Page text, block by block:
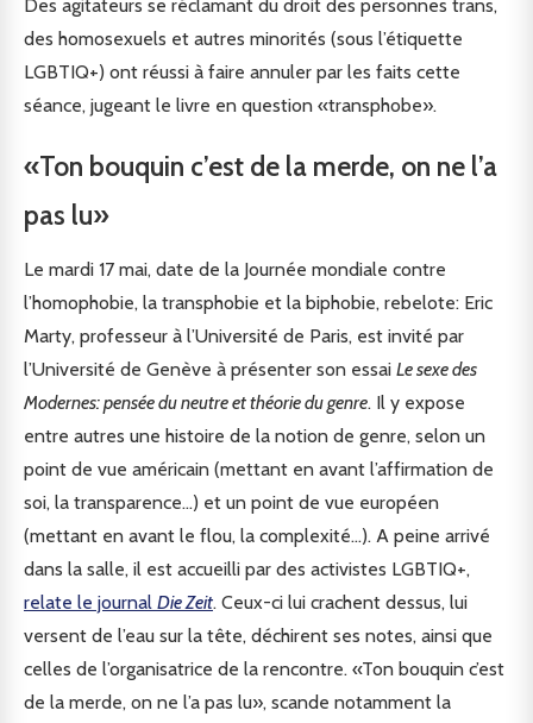
Des agitateurs se réclamant du droit des personnes trans,
des homosexuels et autres minorités (sous l’étiquette
LGBTIQ+) ont réussi à faire annuler par les faits cette
séance, jugeant le livre en question «transphobe».
«Ton bouquin c’est de la merde, on ne l’a
pas lu»
Le mardi 17 mai, date de la Journée mondiale contre
l’homophobie, la transphobie et la biphobie, rebelote: Eric
Marty, professeur à l’Université de Paris, est invité par
l’Université de Genève à présenter son essai Le sexe des
Modernes: pensée du neutre et théorie du genre. Il y expose
entre autres une histoire de la notion de genre, selon un
point de vue américain (mettant en avant l’affirmation de
soi, la transparence…) et un point de vue européen
(mettant en avant le flou, la complexité…). A peine arrivé
dans la salle, il est accueilli par des activistes LGBTIQ+,
relate le journal Die Zeit. Ceux-ci lui crachent dessus, lui
versent de l’eau sur la tête, déchirent ses notes, ainsi que
celles de l’organisatrice de la rencontre. «Ton bouquin c’est
de la merde, on ne l’a pas lu», scande notamment la